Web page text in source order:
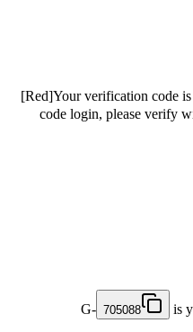
[Red]Your verification code is
code login, please verify
G- 705088 is